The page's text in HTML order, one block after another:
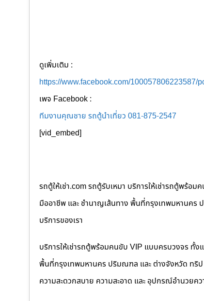
ดูเพิ่มเติม :
https://www.facebook.com/100057806223587/
เพจ Facebook :
ทีมงานคุณชาย รถตู้นำเที่ยว 081-875-2547
[vid_embed]
รถตู้ให้เช่า.com รถตู้รับเหมา บริการให้เช่ารถตู้พร้
มืออาชีพ และ ชำนาญเส้นทาง พื้นที่กรุงเทพมหานคร
บริการของเรา
บริการให้เช่ารถตู้พร้อมคนขับ VIP แบบครบวงจร ทั้
พื้นที่กรุงเทพมหานคร ปริมณฑล และ ต่างจังหวัด ทริป
ความสะดวกสบาย ความสะอาด และ อุปกรณ์อำนวยค